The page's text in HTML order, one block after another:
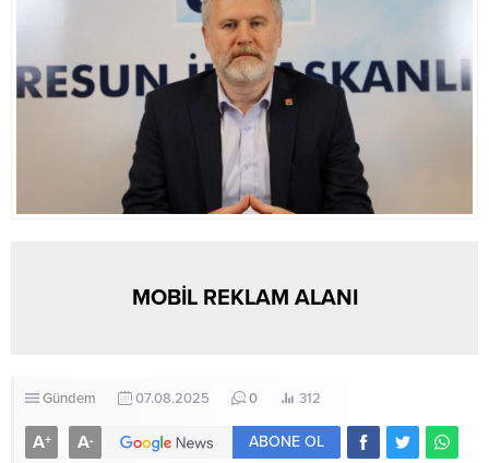
MOBİL REKLAM ALANI
Gündem 07.08.2025 0 312
A+ A- ABONE OL